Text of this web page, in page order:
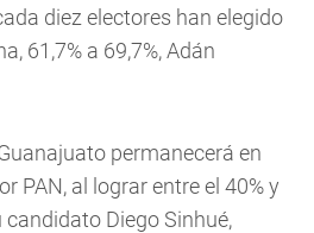
diez electores han elegido
61,7% a 69,7%, Adán
permanecerá en
PAN, al lograr entre el 40% y
candidato Diego Sinhué,